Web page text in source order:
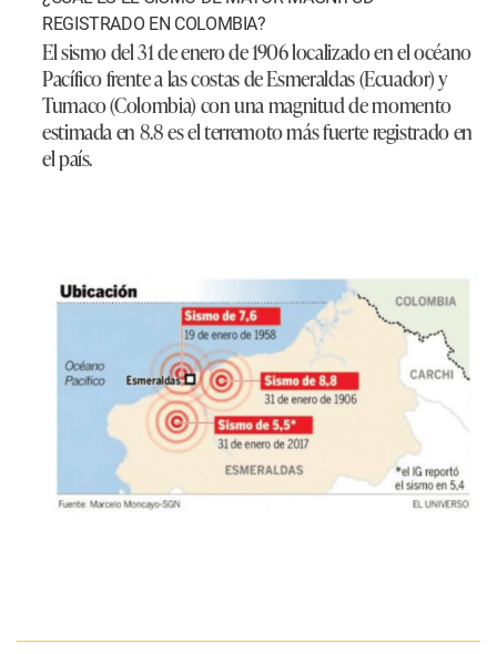
REGISTRADO EN COLOMBIA?
El sismo del 31 de enero de 1906 localizado en el océano
Pacífico frente a las costas de Esmeraldas (Ecuador) y
Tumaco (Colombia) con una magnitud de momento
estimada en 8.8 es el terremoto más fuerte registrado en
el país.